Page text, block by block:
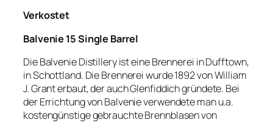
Verkostet
Balvenie 15 Single Barrel
Die Balvenie Distillery ist eine Brennerei in Dufftown,
in Schottland. Die Brennerei wurde 1892 von William
J. Grant erbaut, der auch Glenfiddich gründete. Bei
der Errichtung von Balvenie verwendete man u.a.
kostengünstige gebrauchte Brennblasen von